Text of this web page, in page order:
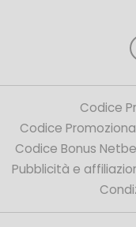
Codice
Codice
Codice Bonus
Pubblicità e